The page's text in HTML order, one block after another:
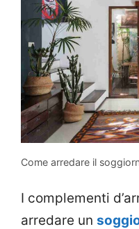
Come arredare il
I complementi
arredare un